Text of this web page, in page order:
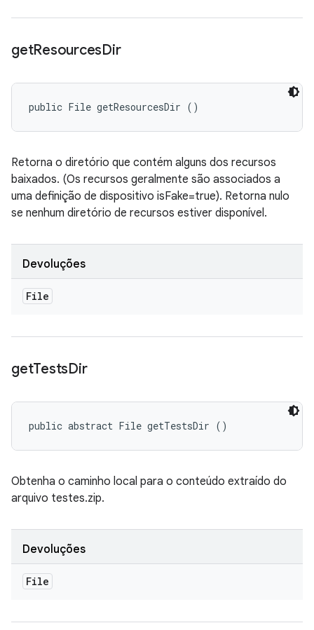
getResourcesDir
public File getResourcesDir ()
Retorna o diretório que contém alguns dos recursos
baixados. (Os recursos geralmente são associados a
uma definição de dispositivo isFake=true). Retorna nulo
se nenhum diretório de recursos estiver disponível.
Devoluções
File
getTestsDir
public abstract File getTestsDir ()
Obtenha o caminho local para o conteúdo extraído do
arquivo testes.zip.
Devoluções
File